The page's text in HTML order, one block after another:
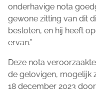
onderhavige nota
gewone zitting van dit
besloten, en hij heeft
ervan.”
Deze nota
de gelovigen, mogelijk
18 december 2023